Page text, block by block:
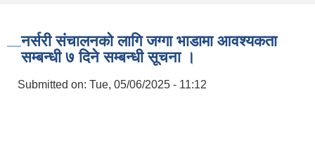
नर्सरी संचालनको लागि जग्गा भाडामा आवश्यकता
सम्बन्धी ७ दिने सम्बन्धी सूचना ।
Submitted on: Tue, 05/06/2025 - 11:12